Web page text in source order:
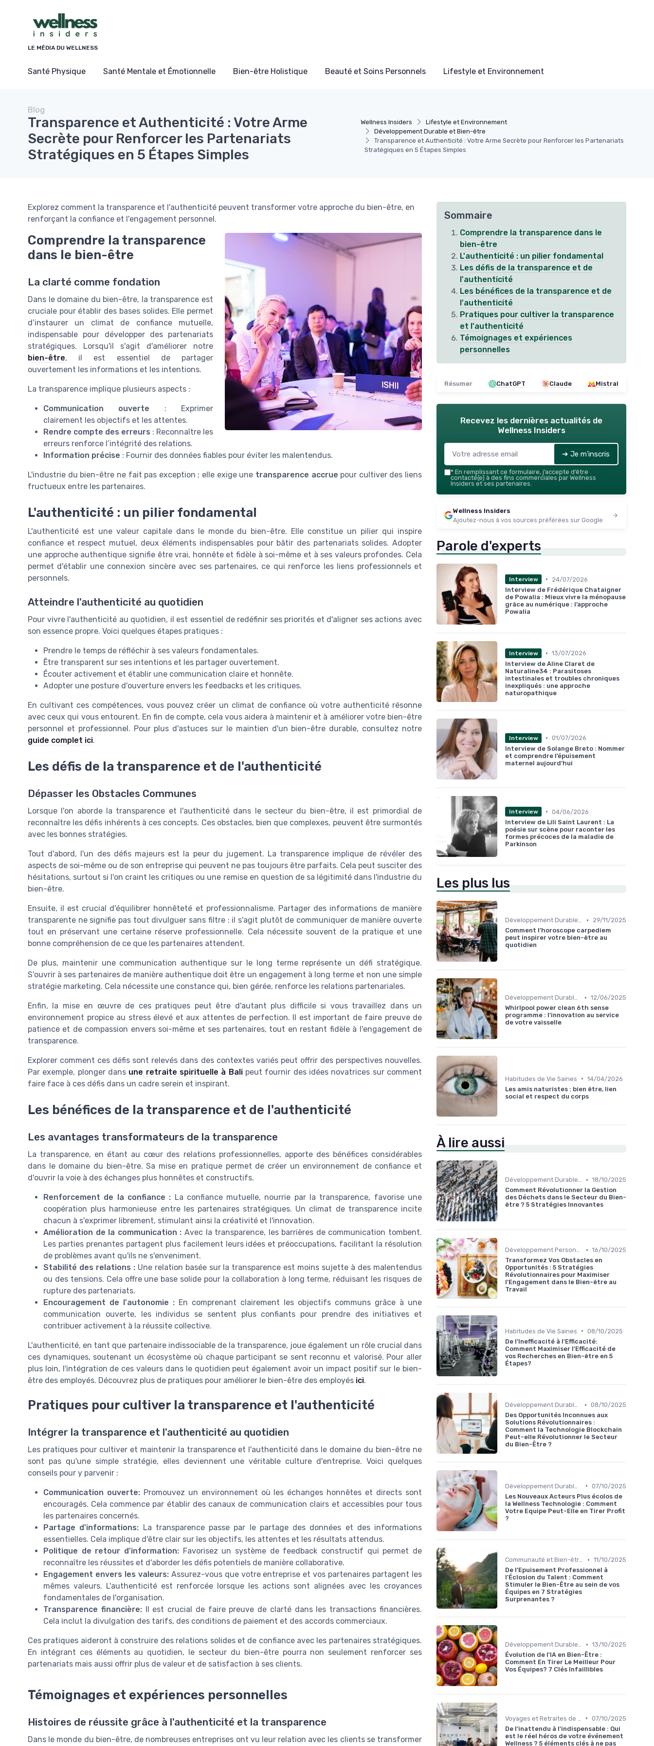
LE MÉDIA DU WELLNESS
Santé Physique Santé Mentale et Émotionnelle Bien-être Holistique Beauté et Soins Personnels Lifestyle et Environnement
Wellness Insiders
Lifestyle et Environnement
Développement Durable et Bien-être
Transparence et Authenticité : Votre Arme Secrète pour Renforcer les Partenariats
Stratégiques en 5 Étapes Simples
Blog
Transparence et Authenticité : Votre Arme
Secrète pour Renforcer les Partenariats
Stratégiques en 5 Étapes Simples
Explorez comment la transparence et l'authenticité peuvent transformer votre approche du bien-être, en
renforçant la confiance et l'engagement personnel.
Comprendre la transparence
dans le bien-être
La clarté comme fondation
Dans le domaine du bien-être, la transparence est
cruciale pour établir des bases solides. Elle permet
d’instaurer un climat de confiance mutuelle,
indispensable pour développer des partenariats
stratégiques. Lorsqu'il s'agit d'améliorer notre
bien-être, il est essentiel de partager
ouvertement les informations et les intentions.
La transparence implique plusieurs aspects :
Communication ouverte : Exprimer
clairement les objectifs et les attentes.
Rendre compte des erreurs : Reconnaître les
erreurs renforce l’intégrité des relations.
Information précise : Fournir des données fiables pour éviter les malentendus.
L'industrie du bien-être ne fait pas exception ; elle exige une transparence accrue pour cultiver des liens
fructueux entre les partenaires.
L'authenticité : un pilier fondamental
L'authenticité est une valeur capitale dans le monde du bien-être. Elle constitue un pilier qui inspire
confiance et respect mutuel, deux éléments indispensables pour bâtir des partenariats solides. Adopter
une approche authentique signifie être vrai, honnête et fidèle à soi-même et à ses valeurs profondes. Cela
permet d'établir une connexion sincère avec ses partenaires, ce qui renforce les liens professionnels et
personnels.
Atteindre l'authenticité au quotidien
Pour vivre l'authenticité au quotidien, il est essentiel de redéfinir ses priorités et d'aligner ses actions avec
son essence propre. Voici quelques étapes pratiques :
Prendre le temps de réfléchir à ses valeurs fondamentales.
Être transparent sur ses intentions et les partager ouvertement.
Écouter activement et établir une communication claire et honnête.
Adopter une posture d'ouverture envers les feedbacks et les critiques.
En cultivant ces compétences, vous pouvez créer un climat de confiance où votre authenticité résonne
avec ceux qui vous entourent. En fin de compte, cela vous aidera à maintenir et à améliorer votre bien-être
personnel et professionnel. Pour plus d'astuces sur le maintien d'un bien-être durable, consultez notre
guide complet ici.
Les défis de la transparence et de l'authenticité
Dépasser les Obstacles Communes
Lorsque l'on aborde la transparence et l'authenticité dans le secteur du bien-être, il est primordial de
reconnaître les défis inhérents à ces concepts. Ces obstacles, bien que complexes, peuvent être surmontés
avec les bonnes stratégies.
Tout d'abord, l'un des défis majeurs est la peur du jugement. La transparence implique de révéler des
aspects de soi-même ou de son entreprise qui peuvent ne pas toujours être parfaits. Cela peut susciter des
hésitations, surtout si l'on craint les critiques ou une remise en question de sa légitimité dans l'industrie du
bien-être.
Ensuite, il est crucial d'équilibrer honnêteté et professionnalisme. Partager des informations de manière
transparente ne signifie pas tout divulguer sans filtre : il s'agit plutôt de communiquer de manière ouverte
tout en préservant une certaine réserve professionnelle. Cela nécessite souvent de la pratique et une
bonne compréhension de ce que les partenaires attendent.
De plus, maintenir une communication authentique sur le long terme représente un défi stratégique.
S'ouvrir à ses partenaires de manière authentique doit être un engagement à long terme et non une simple
stratégie marketing. Cela nécessite une constance qui, bien gérée, renforce les relations partenariales.
Enfin, la mise en œuvre de ces pratiques peut être d'autant plus difficile si vous travaillez dans un
environnement propice au stress élevé et aux attentes de perfection. Il est important de faire preuve de
patience et de compassion envers soi-même et ses partenaires, tout en restant fidèle à l'engagement de
transparence.
Explorer comment ces défis sont relevés dans des contextes variés peut offrir des perspectives nouvelles.
Par exemple, plonger dans une retraite spirituelle à Balipeut fournir des idées novatrices sur comment
faire face à ces défis dans un cadre serein et inspirant.
Les bénéfices de la transparence et de l'authenticité
Les avantages transformateurs de la transparence
La transparence, en étant au cœur des relations professionnelles, apporte des bénéfices considérables
dans le domaine du bien-être. Sa mise en pratique permet de créer un environnement de confiance et
d'ouvrir la voie à des échanges plus honnêtes et constructifs.
Renforcement de la confiance : La confiance mutuelle, nourrie par la transparence, favorise une
coopération plus harmonieuse entre les partenaires stratégiques. Un climat de transparence incite
chacun à s'exprimer librement, stimulant ainsi la créativité et l'innovation.
Amélioration de la communication : Avec la transparence, les barrières de communication tombent.
Les parties prenantes partagent plus facilement leurs idées et préoccupations, facilitant la résolution
de problèmes avant qu'ils ne s'enveniment.
Stabilité des relations :Une relation basée sur la transparence est moins sujette à des malentendus
ou des tensions. Cela offre une base solide pour la collaboration à long terme, réduisant les risques de
rupture des partenariats.
Encouragement de l'autonomie : En comprenant clairement les objectifs communs grâce à une
communication ouverte, les individus se sentent plus confiants pour prendre des initiatives et
contribuer activement à la réussite collective.
L'authenticité, en tant que partenaire indissociable de la transparence, joue également un rôle crucial dans
ces dynamiques, soutenant un écosystème où chaque participant se sent reconnu et valorisé. Pour aller
plus loin, l'intégration de ces valeurs dans le quotidien peut également avoir un impact positif sur le bien-
être des employés. Découvrez plus de pratiques pour améliorer le bien-être des employés ici.
Pratiques pour cultiver la transparence et l'authenticité
Intégrer la transparence et l'authenticité au quotidien
Les pratiques pour cultiver et maintenir la transparence et l'authenticité dans le domaine du bien-être ne
sont pas qu'une simple stratégie, elles deviennent une véritable culture d'entreprise. Voici quelques
conseils pour y parvenir :
Communication ouverte:Promouvez un environnement où les échanges honnêtes et directs sont
encouragés. Cela commence par établir des canaux de communication clairs et accessibles pour tous
les partenaires concernés.
Partage d'informations: La transparence passe par le partage des données et des informations
essentielles. Cela implique d'être clair sur les objectifs, les attentes et les résultats attendus.
Politique de retour d'information: Favorisez un système de feedback constructif qui permet de
reconnaître les réussites et d'aborder les défis potentiels de manière collaborative.
Engagement envers les valeurs:Assurez-vous que votre entreprise et vos partenaires partagent les
mêmes valeurs. L'authenticité est renforcée lorsque les actions sont alignées avec les croyances
fondamentales de l'organisation.
Transparence financière:Il est crucial de faire preuve de clarté dans les transactions financières.
Cela inclut la divulgation des tarifs, des conditions de paiement et des accords commerciaux.
Ces pratiques aideront à construire des relations solides et de confiance avec les partenaires stratégiques.
En intégrant ces éléments au quotidien, le secteur du bien-être pourra non seulement renforcer ses
partenariats mais aussi offrir plus de valeur et de satisfaction à ses clients.
Témoignages et expériences personnelles
Histoires de réussite grâce à l'authenticité et la transparence
Dans le monde du bien-être, de nombreuses entreprises ont vu leur relation avec les clients se transformer
Sommaire
Comprendre la transparence dans le
bien-être
L'authenticité : un pilier fondamental
Les défis de la transparence et de
l'authenticité
Les bénéfices de la transparence et de
l'authenticité
Pratiques pour cultiver la transparence
et l'authenticité
Témoignages et expériences
personnelles
Résumer ChatGPT Claude Mistral
Recevez les dernières actualités de
Wellness Insiders
➔ Je m'inscris
* En remplissant ce formulaire, j’accepte d’être
contacté(e) à des fins commerciales par Wellness
Insiders et ses partenaires.
Wellness Insiders
Ajoutez-nous à vos sources préférées sur Google
Parole d'experts
Interview •
24/07/2026
Interview de Frédérique Chataigner
de Powalia : Mieux vivre la ménopause
grâce au numérique : l’approche
Powalia
Interview • 13/07/2026
Interview de Aline Claret de
Naturaline34 : Parasitoses
intestinales et troubles chroniques
inexpliqués : une approche
naturopathique
Interview • 01/07/2026
Interview de Solange Breto : Nommer
et comprendre l’épuisement
maternel aujourd’hui
Interview • 04/06/2026
Interview de Lili Saint Laurent : La
poésie sur scène pour raconter les
formes précoces de la maladie de
Parkinson
Les plus lus
Développement Durable et Bien-être •
29/11/2025
Comment l’horoscope carpediem
peut inspirer votre bien-être au
quotidien
Développement Durable et Bien-être • 12/06/2025
Whirlpool power clean 6th sense
programme : l'innovation au service
de votre vaisselle
Habitudes de Vie Saines • 14/04/2026
Les amis naturistes : bien être, lien
social et respect du corps
À lire aussi
Développement Durable et Bien-être • 18/10/2025
Comment Révolutionner la Gestion
des Déchets dans le Secteur du Bien-
être ? 5 Stratégies Innovantes
Développement Personnel • 16/10/2025
Transformez Vos Obstacles en
Opportunités : 5 Stratégies
Révolutionnaires pour Maximiser
l'Engagement dans le Bien-être au
Travail
Habitudes de Vie Saines • 08/10/2025
De l'Inefficacité à l'Efficacité:
Comment Maximiser l'Efficacité de
vos Recherches en Bien-être en 5
Étapes?
Développement Durable et Bien-être • 08/10/2025
Des Opportunités Inconnues aux
Solutions Révolutionnaires :
Comment la Technologie Blockchain
Peut-elle Révolutionner le Secteur
du Bien-Être ?
• 07/10/2025
Les Nouveaux Acteurs Plus écolos de
la Wellness Technologie : Comment
Votre Equipe Peut-Elle en Tirer Profit
?
Communauté et Bien-être Social • 11/10/2025
De l'Epuisement Professionnel à
l'Éclosion du Talent : Comment
Stimuler le Bien-Être au sein de vos
Équipes en 7 Stratégies
Surprenantes ?
Développement Durable et Bien-être • 13/10/2025
Évolution de l'IA en Bien-Être :
Comment En Tirer Le Meilleur Pour
Vos Équipes? 7 Clés Infaillibles
• 07/10/2025
De l'inattendu à l'indispensable : Qui
est le réel héros de votre événement
Wellness ? 5 éléments clés à ne pas